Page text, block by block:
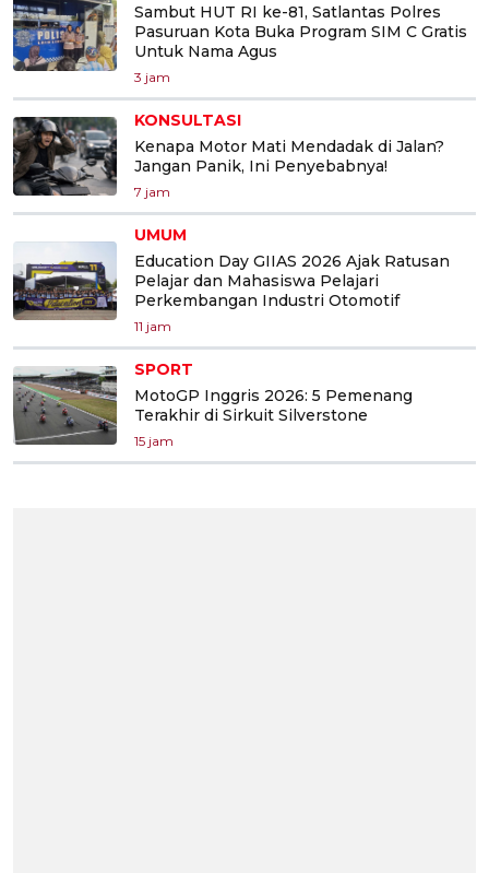
Sambut HUT RI ke-81, Satlantas Polres
Pasuruan Kota Buka Program SIM C Gratis
Untuk Nama Agus
3 jam
KONSULTASI
Kenapa Motor Mati Mendadak di Jalan?
Jangan Panik, Ini Penyebabnya!
7 jam
UMUM
Education Day GIIAS 2026 Ajak Ratusan
Pelajar dan Mahasiswa Pelajari
Perkembangan Industri Otomotif
11 jam
SPORT
MotoGP Inggris 2026: 5 Pemenang
Terakhir di Sirkuit Silverstone
15 jam